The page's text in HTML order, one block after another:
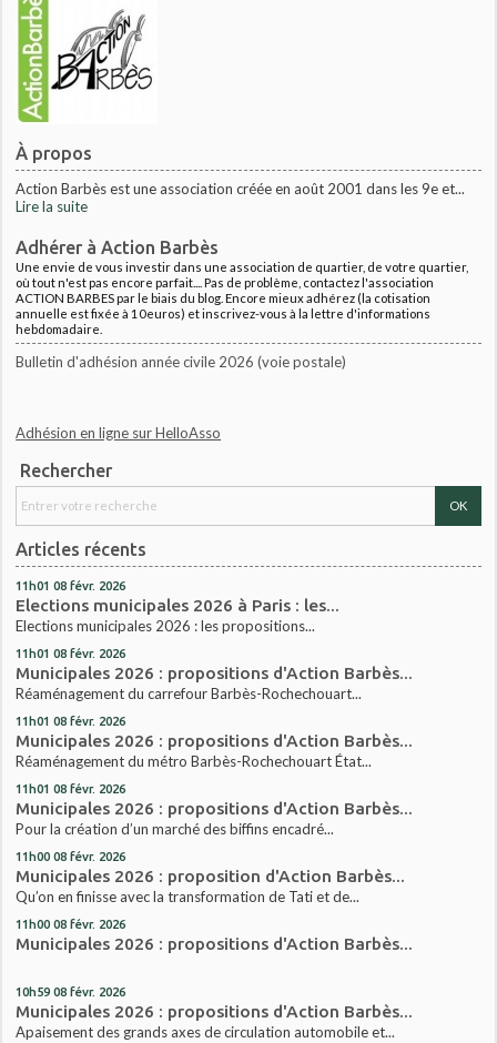
À propos
Action Barbès est une association créée en août 2001 dans les 9e et...
Lire la suite
Adhérer à Action Barbès
Une envie de vous investir dans une association de quartier, de votre quartier,
où tout n'est pas encore parfait.... Pas de problème, contactez l'association
ACTION BARBES par le biais du blog. Encore mieux adhérez (la cotisation
annuelle est fixée à 10euros) et inscrivez-vous à la lettre d'informations
hebdomadaire.
Bulletin d'adhésion année civile 2026 (voie postale)
Adhésion en ligne sur HelloAsso
Rechercher
Articles récents
11h01 08 févr. 2026
Elections municipales 2026 à Paris : les...
Elections municipales 2026 : les propositions...
11h01 08 févr. 2026
Municipales 2026 : propositions d'Action Barbès...
Réaménagement du carrefour Barbès-Rochechouart...
11h01 08 févr. 2026
Municipales 2026 : propositions d'Action Barbès...
Réaménagement du métro Barbès-Rochechouart État...
11h01 08 févr. 2026
Municipales 2026 : propositions d'Action Barbès...
Pour la création d’un marché des biffins encadré...
11h00 08 févr. 2026
Municipales 2026 : proposition d'Action Barbès...
Qu’on en finisse avec la transformation de Tati et de...
11h00 08 févr. 2026
Municipales 2026 : propositions d'Action Barbès...
10h59 08 févr. 2026
Municipales 2026 : propositions d'Action Barbès...
Apaisement des grands axes de circulation automobile et...